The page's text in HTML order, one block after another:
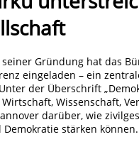
Gründung hat das
eingeladen – ein
der Überschrift
Wissenschaft,
darüber, wie
stärken